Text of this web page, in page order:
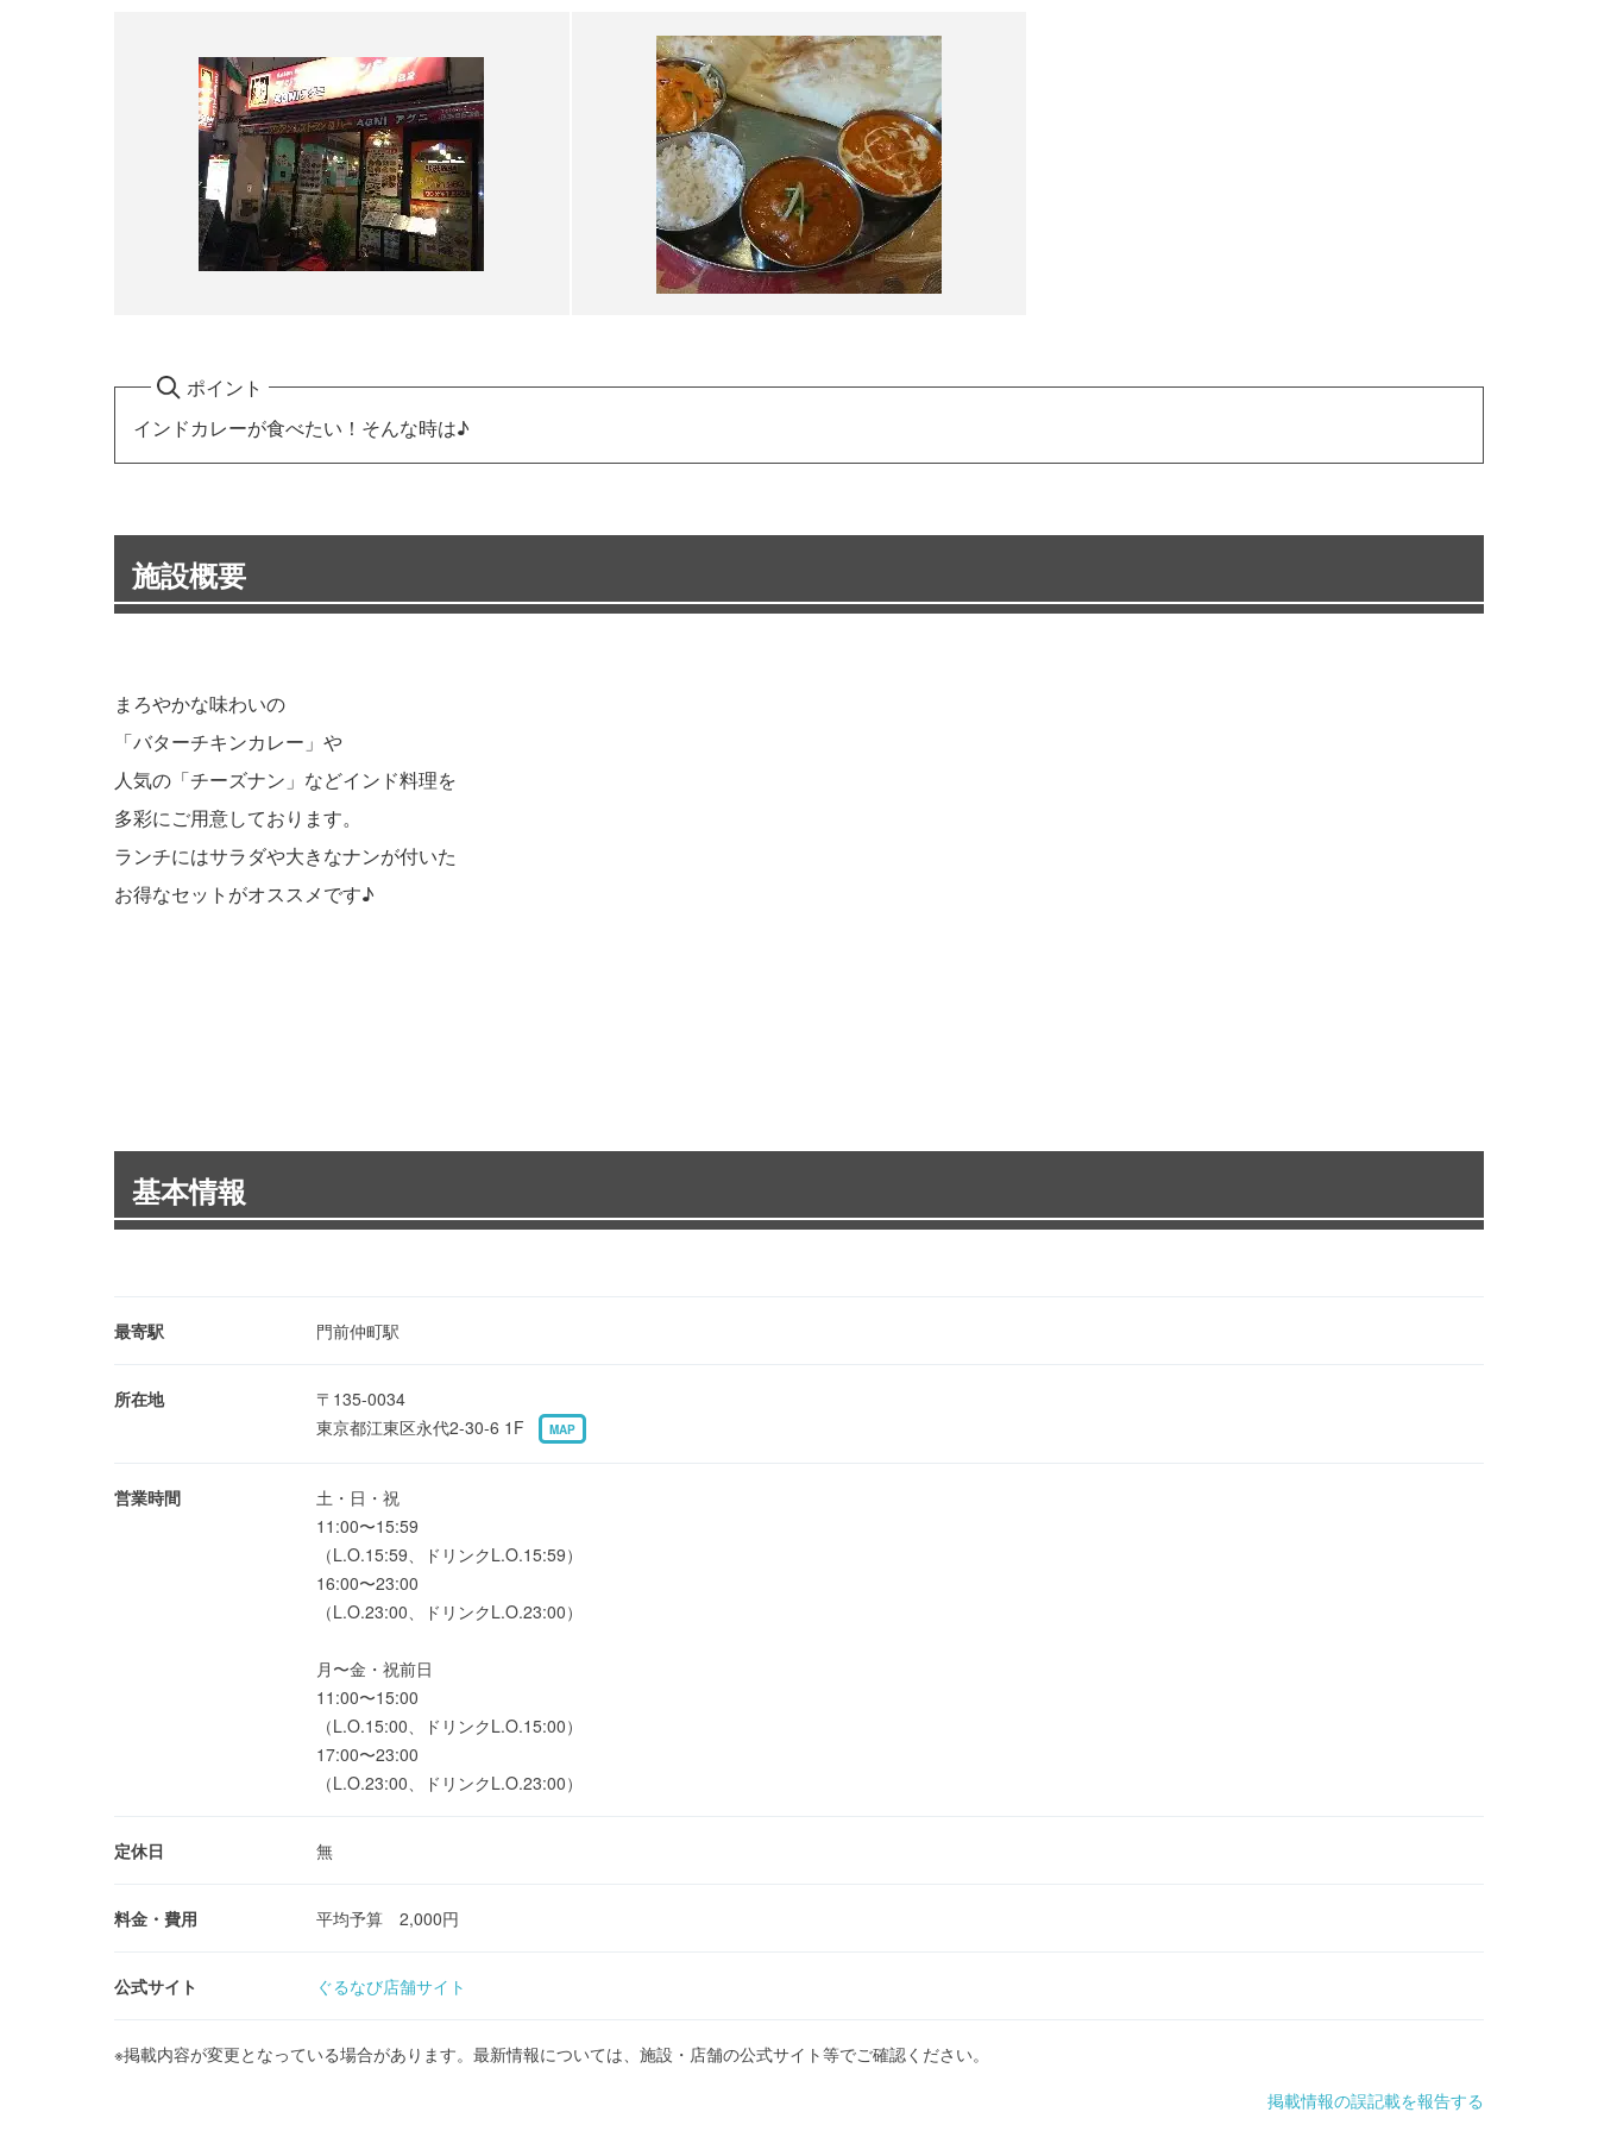
ポイント
インドカレーが食べたい！そんな時は♪
施設概要
まろやかな味わいの
「バターチキンカレー」や
人気の「チーズナン」などインド料理を
多彩にご用意しております。
ランチにはサラダや大きなナンが付いた
お得なセットがオススメです♪
基本情報
最寄駅 門前仲町駅
所在地
〒135-0034
東京都江東区永代2-30-6 1F
MAP
営業時間
土・日・祝
11:00〜15:59
（L.O.15:59、ドリンクL.O.15:59）
16:00〜23:00
（L.O.23:00、ドリンクL.O.23:00）
月〜金・祝前日
11:00〜15:00
（L.O.15:00、ドリンクL.O.15:00）
17:00〜23:00
（L.O.23:00、ドリンクL.O.23:00）
定休日 無
料金・費用 平均予算 2,000円
公式サイト ぐるなび店舗サイト
※掲載内容が変更となっている場合があります。最新情報については、施設・店舗の公式サイト等でご確認ください。
掲載情報の誤記載を報告する